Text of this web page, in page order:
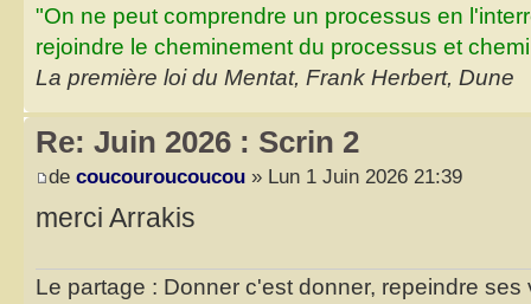
"On ne peut comprendre un processus en
rejoindre le cheminement du processus et
La première loi du Mentat, Frank Herbert, Dune
Re: Juin 2026 : Scrin 2
de coucouroucoucou » Lun 1 Juin 2026 21:39
merci Arrakis
Le partage : Donner c'est donner, repeindre ses